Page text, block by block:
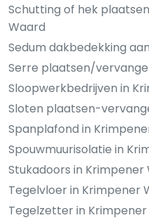
Schutting of hek
Waard
Sedum dakbedekking
Serre plaatsen/
Sloopwerkbedrijven in
Sloten plaatsen-
Spanplafond in
Spouwmuurisolatie in
Stukadoors in Krimpener
Tegelvloer in Krimpener
Tegelzetter in